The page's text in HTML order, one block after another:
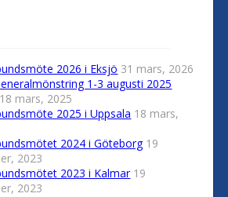
2026 i Eksjö 31 mars, 2026
1-3 augusti 2025
18 mars, 2025
2025 i Uppsala 18 mars,
2024 i Göteborg 19
2023
2023 i Kalmar 19
2023